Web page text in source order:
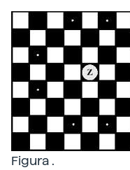
Figura .